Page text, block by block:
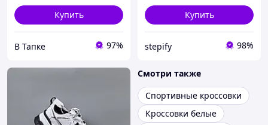
Купить
В Тапке 97%
Купить
stepify 98%
Смотри также
Спортивные кроссовки
Кроссовки белые